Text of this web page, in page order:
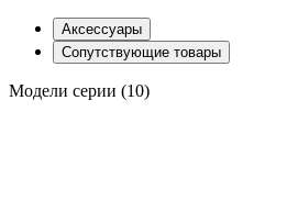
Аксессуары
Сопутствующие товары
Модели серии (10)